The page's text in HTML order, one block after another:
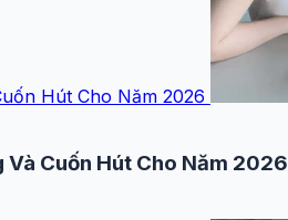
Hút Cho Năm 2026
Và Cuốn Hút Cho Năm 2026